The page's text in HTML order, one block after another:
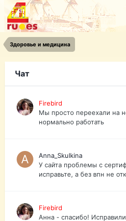
Здоровье и медицина
Чат
urist.dokument@gmail.com
Телеграмм @uristpassua
Firebird
Друзья - из России без
Firebird
Мы просто переехали на
нормально работать
Anna_Skulkina
У сайта проблемы с
исправьте, а без впн не
Firebird
Анна - спасибо!